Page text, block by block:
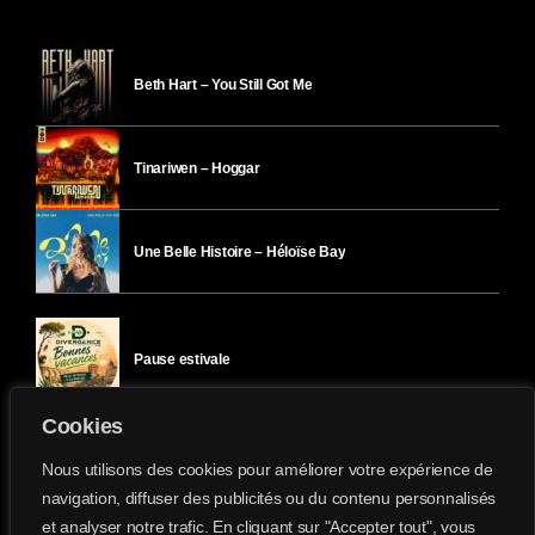
Cookies
Nous utilisons des cookies pour améliorer votre expérience de
navigation, diffuser des publicités ou du contenu personnalisés
et analyser notre trafic. En cliquant sur "Accepter tout", vous
Beth Hart – You Still Got Me
Tinariwen – Hoggar
Une Belle Histoire – Héloïse Bay
Pause estivale
Ici l’Ombre – mardi 28 juillet